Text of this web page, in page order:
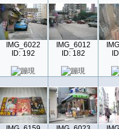
IMG_6022
ID: 192
IMG_6012
ID: 182